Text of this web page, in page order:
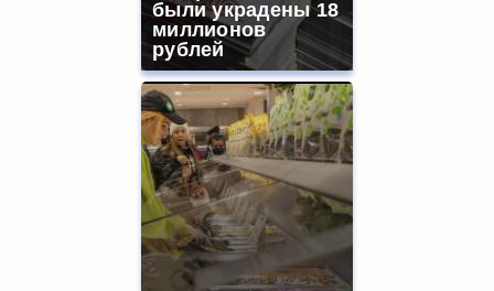
были украдены 18
миллионов
рублей